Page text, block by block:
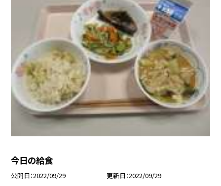
今日の給食
公開日 2022/09/29 更新日 2022/09/29